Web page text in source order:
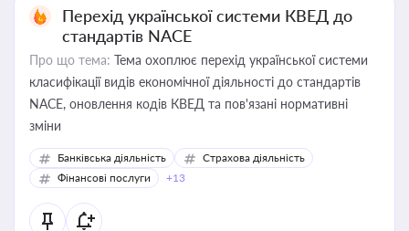
Перехід української системи КВЕД до
стандартів NACE
Про що тема: Тема охоплює перехід української системи
класифікації видів економічної діяльності до стандартів
NACE, оновлення кодів КВЕД та пов'язані нормативні
зміни
Банківська діяльність
Страхова діяльність
Фінансові послуги
+13